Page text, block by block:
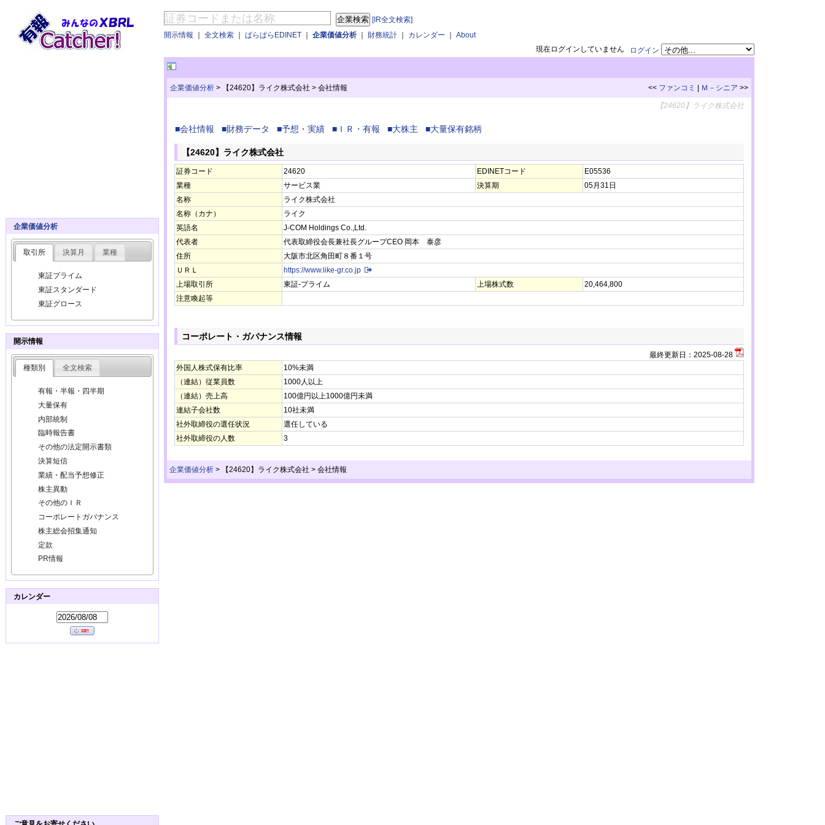
[IR全文検索]
開示情報 ｜ 全文検索 ｜ ぱらぱらEDINET ｜ 企業価値分析 ｜ 財務統計 ｜ カレンダー ｜ About
ログイン
現在ログインしていません
企業価値分析 > 【24620】ライク株式会社 > 会社情報 << ファンコミ Ｍ－シニア >>
【24620】ライク株式会社
■会社情報 ■財務データ ■予想・実績 ■ＩＲ・有報 ■大株主 ■大量保有銘柄
【24620】ライク株式会社
証券コード 24620 EDINETコード
E05536
業種
サービス業 決算期
05月31日
名称
ライク株式会社
名称（カナ）
ライク
英語名
J-COM Holdings Co.,Ltd.
代表者
代表取締役会長兼社長グループCEO 岡本 泰彦
住所
大阪市北区角田町８番１号
ＵＲＬ
https://www.like-gr.co.jp
上場取引所
東証-プライム 上場株式数
20,464,800
注意喚起等
コーポレート・ガバナンス情報
最終更新日： 2025-08-28
外国人株式保有比率
10%未満
（連結）従業員数
1000人以上
（連結）売上高
100億円以上1000億円未満
連結子会社数
10社未満
社外取締役の選任状況
選任している
社外取締役の人数
3
企業価値分析 > 【24620】ライク株式会社 > 会社情報
企業価値分析
取引所 決算月 業種
東証プライム
東証スタンダード
東証グロース
開示情報
種類別 全文検索
有報・半報・四半期
大量保有
内部統制
臨時報告書
その他の法定開示書類
決算短信
業績・配当予想修正
株主異動
その他のＩＲ
コーポレートガバナンス
株主総会招集通知
定款
PR情報
カレンダー